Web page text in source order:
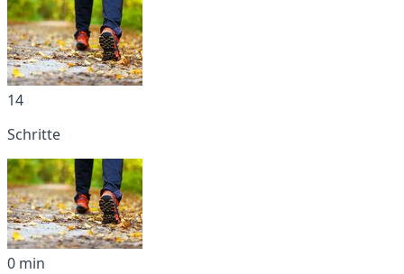
14
Schritte
0 min